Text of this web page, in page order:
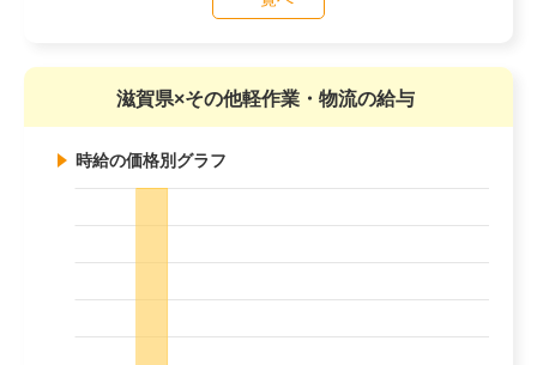
滋賀県×その他軽作業・物流の給与
時給の価格別グラフ